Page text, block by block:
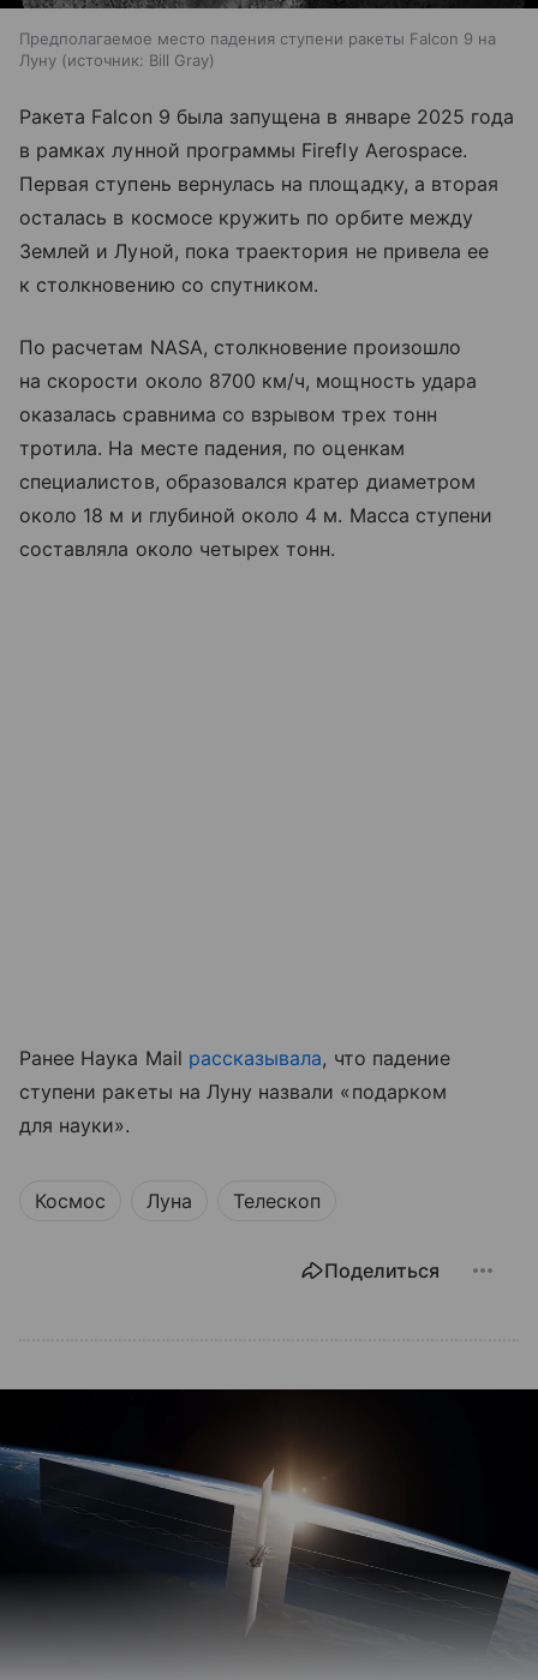
Предполагаемое место падения ступени ракеты Falcon 9 на
Луну
источник: Bill Gray
Ракета Falcon 9 была запущена в январе 2025 года
в рамках лунной программы Firefly Aerospace.
Первая ступень вернулась на площадку, а вторая
осталась в космосе кружить по орбите между
Землей и Луной, пока траектория не привела ее
к столкновению со спутником.
По расчетам NASA, столкновение произошло
на скорости около 8700 км/ч, мощность удара
оказалась сравнима со взрывом трех тонн
тротила. На месте падения, по оценкам
специалистов, образовался кратер диаметром
около 18 м и глубиной около 4 м. Масса ступени
составляла около четырех тонн.
Ранее Наука Mail рассказывала, что падение
ступени ракеты на Луну назвали «подарком
для науки».
Космос Луна Телескоп
Поделиться